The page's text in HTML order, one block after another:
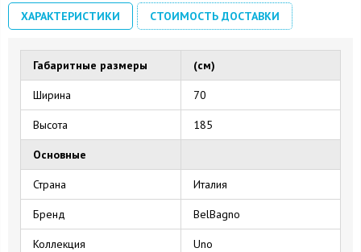
ХАРАКТЕРИСТИКИ СТОИМОСТЬ ДОСТАВКИ
Габаритные размеры (см)
Ширина 70
Высота 185
Основные
Страна Италия
Бренд BelBagno
Коллекция Uno